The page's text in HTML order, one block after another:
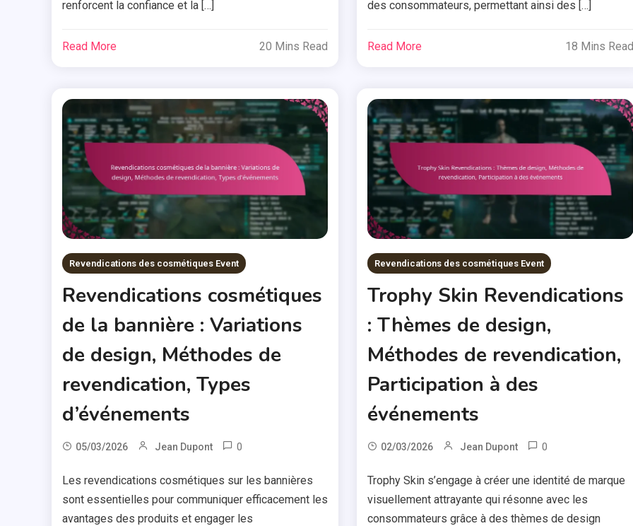
renforcent la confiance et la […]
Read More 20 Mins Read
des consommateurs, permettant ainsi des […]
Read More 18 Mins Read
Revendications des cosmétiques Event
Revendications cosmétiques
de la bannière : Variations
de design, Méthodes de
revendication, Types
d’événements
05/03/2026 Jean Dupont 0
Les revendications cosmétiques sur les bannières
sont essentielles pour communiquer efficacement les
avantages des produits et engager les
Revendications des cosmétiques Event
Trophy Skin Revendications
: Thèmes de design,
Méthodes de revendication,
Participation à des
événements
02/03/2026 Jean Dupont 0
Trophy Skin s’engage à créer une identité de marque
visuellement attrayante qui résonne avec les
consommateurs grâce à des thèmes de design